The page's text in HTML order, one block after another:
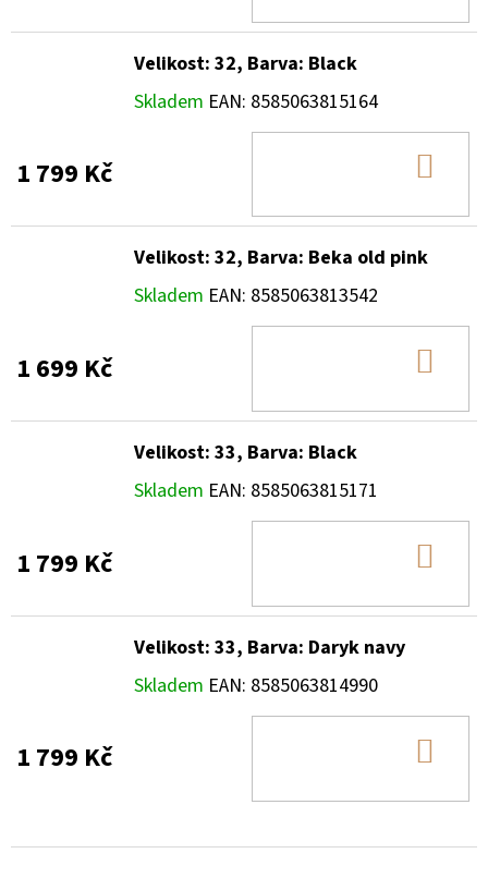
Velikost: 32, Barva: Black
Skladem EAN: 8585063815164
1 799 Kč
Velikost: 32, Barva: Beka old pink
Skladem EAN: 8585063813542
1 699 Kč
Velikost: 33, Barva: Black
Skladem EAN: 8585063815171
1 799 Kč
Velikost: 33, Barva: Daryk navy
Skladem EAN: 8585063814990
1 799 Kč